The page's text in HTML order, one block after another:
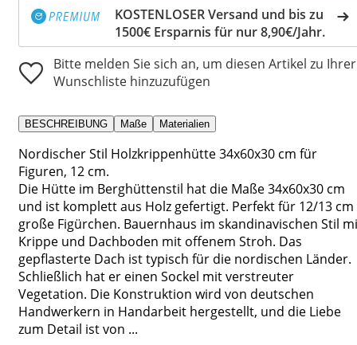
KOSTENLOSER Versand und bis zu
1500€ Ersparnis für nur 8,90€/Jahr.
Bitte melden Sie sich an, um diesen Artikel zu Ihrer
Wunschliste hinzuzufügen
BESCHREIBUNG Maße Materialien
Nordischer Stil Holzkrippenhütte 34x60x30 cm für
Figuren, 12 cm.
Die Hütte im Berghüttenstil hat die Maße 34x60x30 cm
und ist komplett aus Holz gefertigt. Perfekt für 12/13 cm
große Figürchen. Bauernhaus im skandinavischen Stil
Krippe und Dachboden mit offenem Stroh. Das
gepflasterte Dach ist typisch für die nordischen Länder.
Schließlich hat er einen Sockel mit verstreuter
Vegetation. Die Konstruktion wird von deutschen
Handwerkern in Handarbeit hergestellt, und die Liebe
zum Detail ist von ...